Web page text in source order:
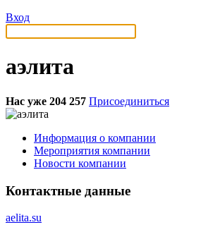
Вход
аэлита
Нас уже 204 257 Присоединиться
Информация о компании
Мероприятия компании
Новости компании
Контактные данные
aelita.su